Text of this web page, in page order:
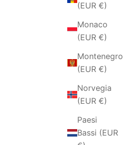
(EUR €)
Monaco
(EUR €)
Montenegro
(EUR €)
Norvegia
(EUR €)
Paesi
Bassi (EUR